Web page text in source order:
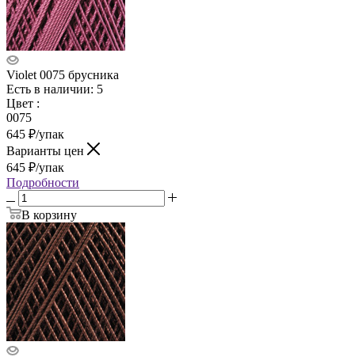
Violet 0075 брусника
Есть в наличии: 5
Цвет :
0075
645 ₽/упак
Варианты цен
645 ₽/упак
Подробности
В корзину